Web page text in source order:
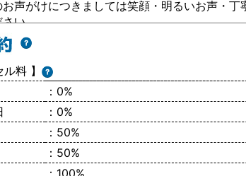
ル料 】
：0%
：0%
：50%
：50%
：100%